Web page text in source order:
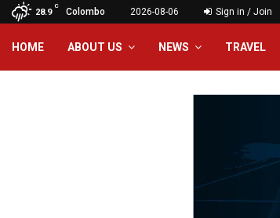
28.9
C
Colombo 2026-08-06 Sign in / Join
HOME ABOUT US NEWS TRAVEL